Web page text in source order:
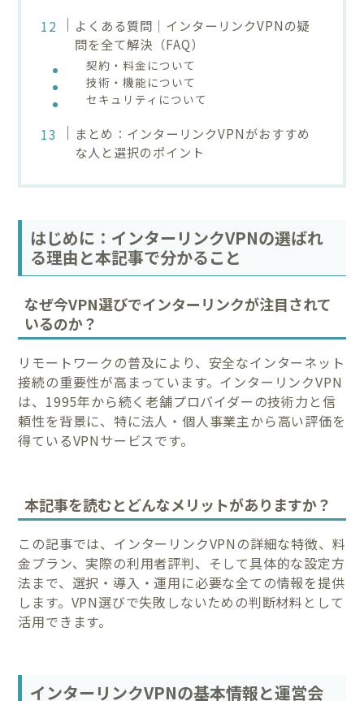
よくある質問｜インターリンクVPNの疑
問を全て解決（FAQ）
契約・料金について
技術・機能について
セキュリティについて
まとめ：インターリンクVPNがおすすめ
な人と選択のポイント
はじめに：インターリンクVPNの選ばれ
る理由と本記事で分かること
なぜ今VPN選びでインターリンクが注目されて
いるのか？
リモートワークの普及により、安全なインターネット
接続の重要性が高まっています。インターリンクVPN
は、1995年から続く老舗プロバイダーの技術力と信
頼性を背景に、特に法人・個人事業主から高い評価を
得ているVPNサービスです。
本記事を読むとどんなメリットがありますか？
この記事では、インターリンクVPNの詳細な特徴、料
金プラン、実際の利用者評判、そして具体的な設定方
法まで、選択・導入・運用に必要な全ての情報を提供
します。VPN選びで失敗しないための判断材料として
活用できます。
インターリンクVPNの基本情報と運営会